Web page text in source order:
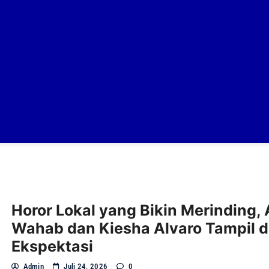
Horor Lokal yang Bikin Merinding,
Wahab dan Kiesha Alvaro Tampil
Ekspektasi
Admin Juli 24, 2026 0